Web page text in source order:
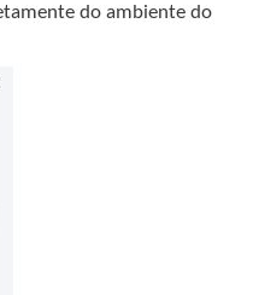
do ambiente do